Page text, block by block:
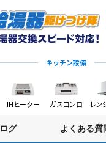
キッチン設備
IHヒーター ガスコンロ レン
グ よくある質